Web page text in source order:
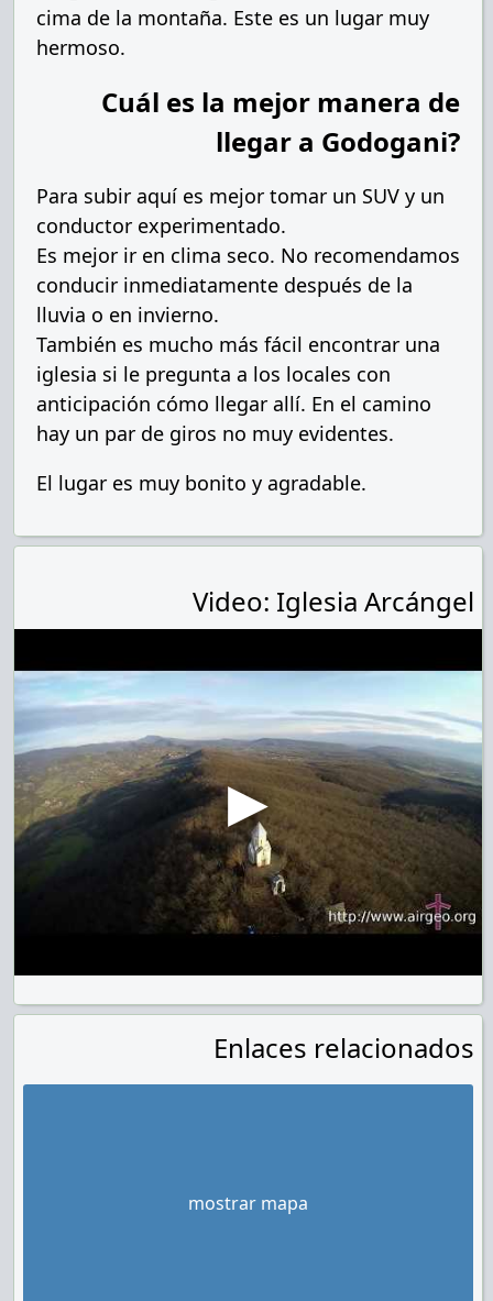
cima de la montaña. Este es un lugar muy
hermoso.
Cuál es la mejor manera de
llegar a Godogani?
Para subir aquí es mejor tomar un SUV y un
conductor experimentado.
Es mejor ir en clima seco. No recomendamos
conducir inmediatamente después de la
lluvia o en invierno.
También es mucho más fácil encontrar una
iglesia si le pregunta a los locales con
anticipación cómo llegar allí. En el camino
hay un par de giros no muy evidentes.
El lugar es muy bonito y agradable.
Video: Iglesia Arcángel
Enlaces relacionados
mostrar mapa